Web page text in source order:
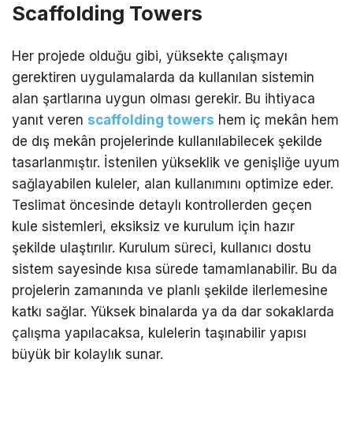
Scaffolding Towers
Her projede olduğu gibi, yüksekte çalışmayı
gerektiren uygulamalarda da kullanılan sistemin
alan şartlarına uygun olması gerekir. Bu ihtiyaca
yanıt veren scaffolding towers hem iç mekân hem
de dış mekân projelerinde kullanılabilecek şekilde
tasarlanmıştır. İstenilen yükseklik ve genişliğe uyum
sağlayabilen kuleler, alan kullanımını optimize eder.
Teslimat öncesinde detaylı kontrollerden geçen
kule sistemleri, eksiksiz ve kurulum için hazır
şekilde ulaştırılır. Kurulum süreci, kullanıcı dostu
sistem sayesinde kısa sürede tamamlanabilir. Bu da
projelerin zamanında ve planlı şekilde ilerlemesine
katkı sağlar. Yüksek binalarda ya da dar sokaklarda
çalışma yapılacaksa, kulelerin taşınabilir yapısı
büyük bir kolaylık sunar.